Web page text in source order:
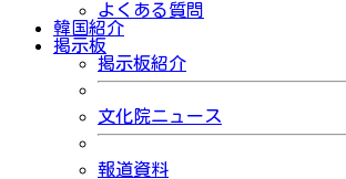
よくある質問
韓国紹介
掲示板
掲示板紹介
文化院ニュース
報道資料